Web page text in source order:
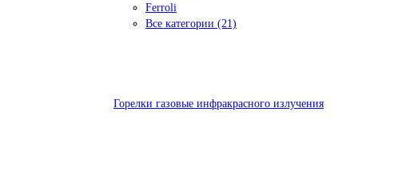
Ferroli
Все категории (21)
Горелки газовые инфракрасного излучения